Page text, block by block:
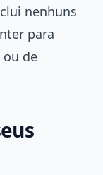
nenhuns
para
de